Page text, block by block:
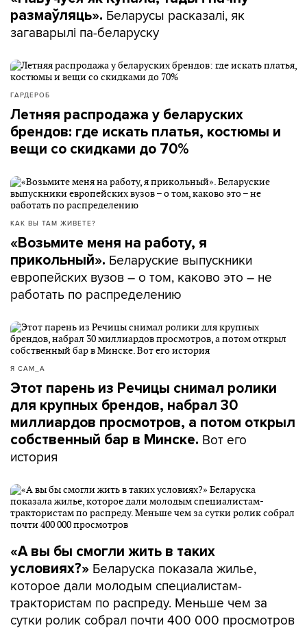
размаўляць». Беларусы расказалі, як
загаварылі па-беларуску
ГАРДЕРОБ
Летняя распродажа у беларуских
брендов: где искать платья, костюмы и
вещи со скидками до 70%
КАК ВЫ ТАМ ЖИВЕТЕ?
«Возьмите меня на работу, я
прикольный». Беларуские выпускники
европейских вузов – о том, каково это – не
работать по распределению
Я САМ_А
Этот парень из Речицы снимал ролики
для крупных брендов, набрал 30
миллиардов просмотров, а потом открыл
собственный бар в Минске. Вот его
история
«А вы бы смогли жить в таких
условиях?» Беларуска показала жилье,
которое дали молодым специалистам-
трактористам по распреду. Меньше чем за
сутки ролик собрал почти 400 000 просмотров